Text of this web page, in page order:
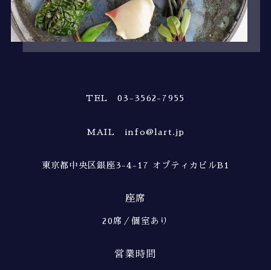
TEL 03-3562-7955
MAIL info@lart.jp
東京都中央区銀座3-4-17 オプティカビルB1
座席
20席／個室あり
営業時間